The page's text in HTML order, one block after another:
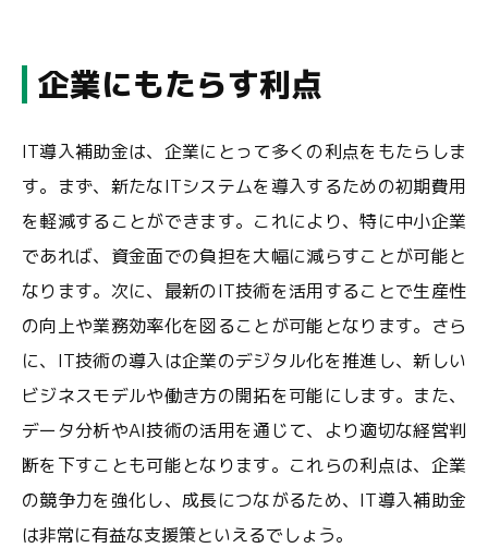
企業にもたらす利点
IT導入補助金は、企業にとって多くの利点をもたらしま
す。まず、新たなITシステムを導入するための初期費用
を軽減することができます。これにより、特に中小企業
であれば、資金面での負担を大幅に減らすことが可能と
なります。次に、最新のIT技術を活用することで生産性
の向上や業務効率化を図ることが可能となります。さら
に、IT技術の導入は企業のデジタル化を推進し、新しい
ビジネスモデルや働き方の開拓を可能にします。また、
データ分析やAI技術の活用を通じて、より適切な経営判
断を下すことも可能となります。これらの利点は、企業
の競争力を強化し、成長につながるため、IT導入補助金
は非常に有益な支援策といえるでしょう。